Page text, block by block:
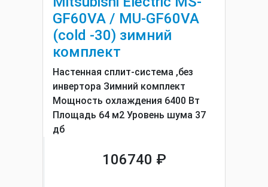
GF60VA / MU-GF60VA
(cold -30) зимний
комплект
Настенная сплит-система ,без
инвертора Зимний комплект
Мощность охлаждения 6400 Вт
Площадь 64 м2 Уровень шума 37
дб
106740 ₽